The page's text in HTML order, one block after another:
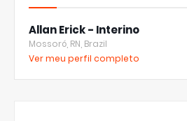
Allan Erick - Interino
Mossoró, RN, Brazil
Ver meu perfil completo